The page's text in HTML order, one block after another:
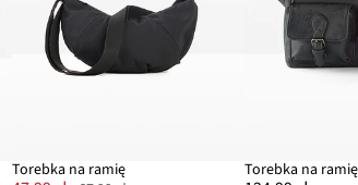
Torebka na ramię